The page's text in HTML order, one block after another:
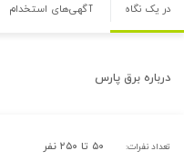
در یک نگاه آگهی‌های استخدام
درباره برق پارس
تعداد نفرات: ۵۰ تا ۲۵۰ نفر